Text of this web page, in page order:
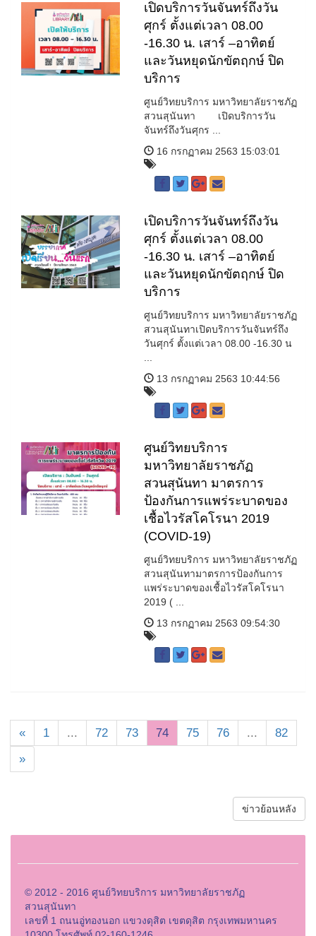
เปิดบริการวันจันทร์ถึงวัน
ศุกร์ ตั้งแต่เวลา 08.00
-16.30 น. เสาร์ –อาทิตย์
และวันหยุดนักขัตฤกษ์ ปิด
บริการ
ศูนย์วิทยบริการ มหาวิทยาลัยราชภัฏ
สวนสุนันทา เปิดบริการวัน
จันทร์ถึงวันศุกร ...
16 กรกฏาคม 2563 15:03:01
เปิดบริการวันจันทร์ถึงวัน
ศุกร์ ตั้งแต่เวลา 08.00
-16.30 น. เสาร์ –อาทิตย์
และวันหยุดนักขัตฤกษ์ ปิด
บริการ
ศูนย์วิทยบริการ มหาวิทยาลัยราชภัฏ
สวนสุนันทาเปิดบริการวันจันทร์ถึง
วันศุกร์ ตั้งแต่เวลา 08.00 -16.30 น
13 กรกฏาคม 2563 10:44:56
ศูนย์วิทยบริการ
มหาวิทยาลัยราชภัฏ
สวนสุนันทา มาตรการ
ป้องกันการแพร่ระบาดของ
เชื้อไวรัสโคโรนา 2019
(COVID-19)
ศูนย์วิทยบริการ มหาวิทยาลัยราชภัฏ
สวนสุนันทามาตรการป้องกันการ
แพร่ระบาดของเชื้อไวรัสโคโรนา
2019 ( ...
13 กรกฏาคม 2563 09:54:30
« 1 ... 72 73 74 75 76 ...
82
»
ข่าวย้อนหลัง
© 2012 - 2016 ศูนย์วิทยบริการ มหาวิทยาลัยราชภัฏ
สวนสุนันทา
เลขที่ 1 ถนนอู่ทองนอก แขวงดุสิต เขตดุสิต กรุงเทพมหานคร